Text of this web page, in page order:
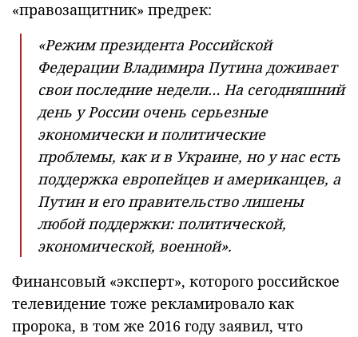
«правозащитник» предрек:
«Режим президента Российской
Федерации Владимира Путина доживает
свои последние недели… На сегодняшний
день у России очень серьезные
экономически и политические
проблемы, как и в Украине, но у нас есть
поддержка европейцев и американцев, а
Путин и его правительство лишены
любой поддержки: политической,
экономической, военной».
Финансовый «эксперт», которого российское
телевидение тоже рекламировало как
пророка, в том же 2016 году заявил, что